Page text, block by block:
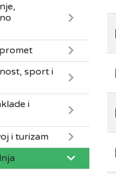
sport i
i
i turizam